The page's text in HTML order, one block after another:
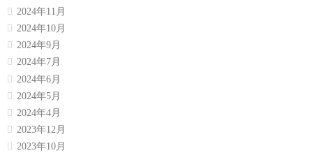
2024年11月
2024年10月
2024年9月
2024年7月
2024年6月
2024年5月
2024年4月
2023年12月
2023年10月